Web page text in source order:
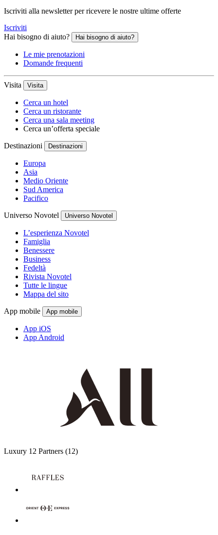
Iscriviti alla newsletter per ricevere le nostre ultime offerte
Iscriviti
Hai bisogno di aiuto?
Hai bisogno di aiuto?
Le mie prenotazioni
Domande frequenti
Visita Visita
Cerca un hotel
Cerca un ristorante
Cerca una sala meeting
Cerca un’offerta speciale
Destinazioni Destinazioni
Europa
Asia
Medio Oriente
Sud America
Pacifico
Universo Novotel Universo Novotel
L’esperienza Novotel
Famiglia
Benessere
Business
Fedeltà
Rivista Novotel
Tutte le lingue
Mappa del sito
App mobile App mobile
App iOS
App Android
Luxury 12 Partners (12)